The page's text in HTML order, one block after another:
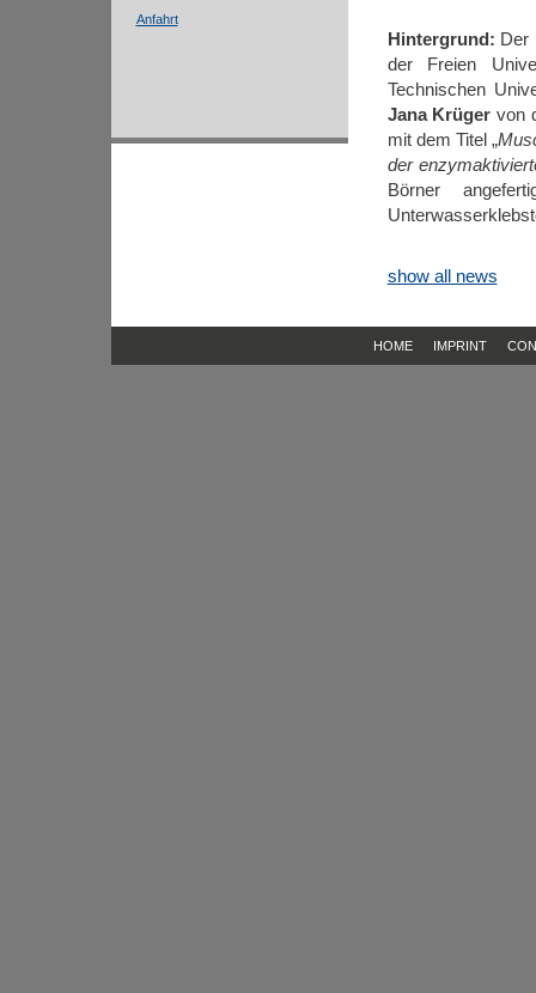
Anfahrt
Hintergrund: Der
der Freien
Technischen
Jana Krüger von
mit dem Titel „
der
Börner
show all news
HOME IMPRINT